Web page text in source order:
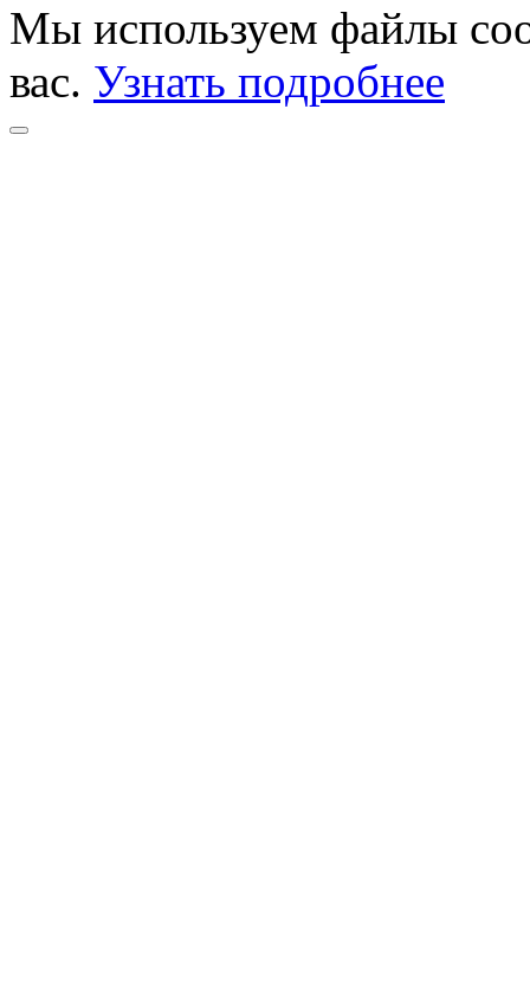
Мы используем файлы
вас. Узнать подробнее